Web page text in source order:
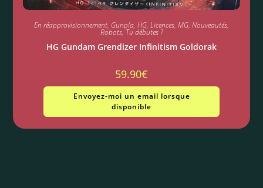
En réapprovisionnement, Gunpla, HG, Licences, MG, Nouveautés,
Robots,Tu débutes ?
HG Gundam Grendizer Infinitism Goldorak
59.90€
Envoyez-moi un email lorsque
disponible